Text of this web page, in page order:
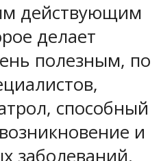
действующим
делает
полезным, по
способный
и
заболеваний.